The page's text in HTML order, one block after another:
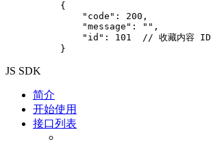
{
    "code": 200,
    "message": "",
    "id": 101  // 收藏内容 ID
JS SDK
简介
开始使用
接口列表